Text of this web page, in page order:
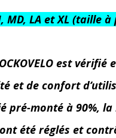
MD, LA et XL (taille
est
et de confort
pré-monté à 90%,
été réglés et